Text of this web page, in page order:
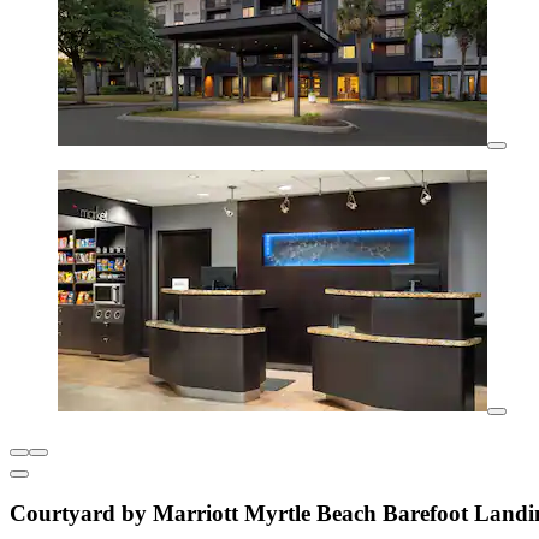
Courtyard by Marriott Myrtle Beach Barefoot